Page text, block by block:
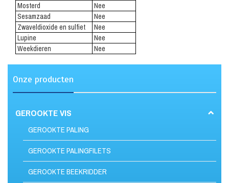
Mosterd
Nee
Sesamzaad
Nee
Zwaveldioxide en sulfiet
Nee
Lupine
Nee
Weekdieren
Nee
Onze producten
GEROOKTE VIS
GEROOKTE PALING
GEROOKTE PALINGFILETS
GEROOKTE BEEKRIDDER